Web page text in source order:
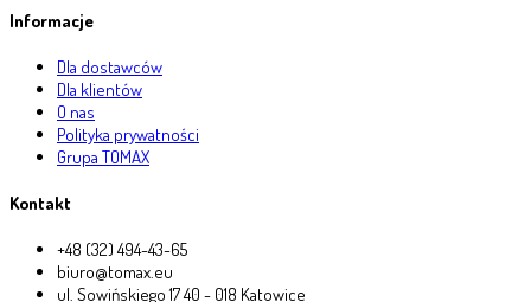
Informacje
Dla dostawców
Dla klientów
O nas
Polityka prywatności
Grupa TOMAX
Kontakt
+48 (32) 494-43-65
biuro@tomax.eu
ul. Sowińskiego 17 40 - 018 Katowice